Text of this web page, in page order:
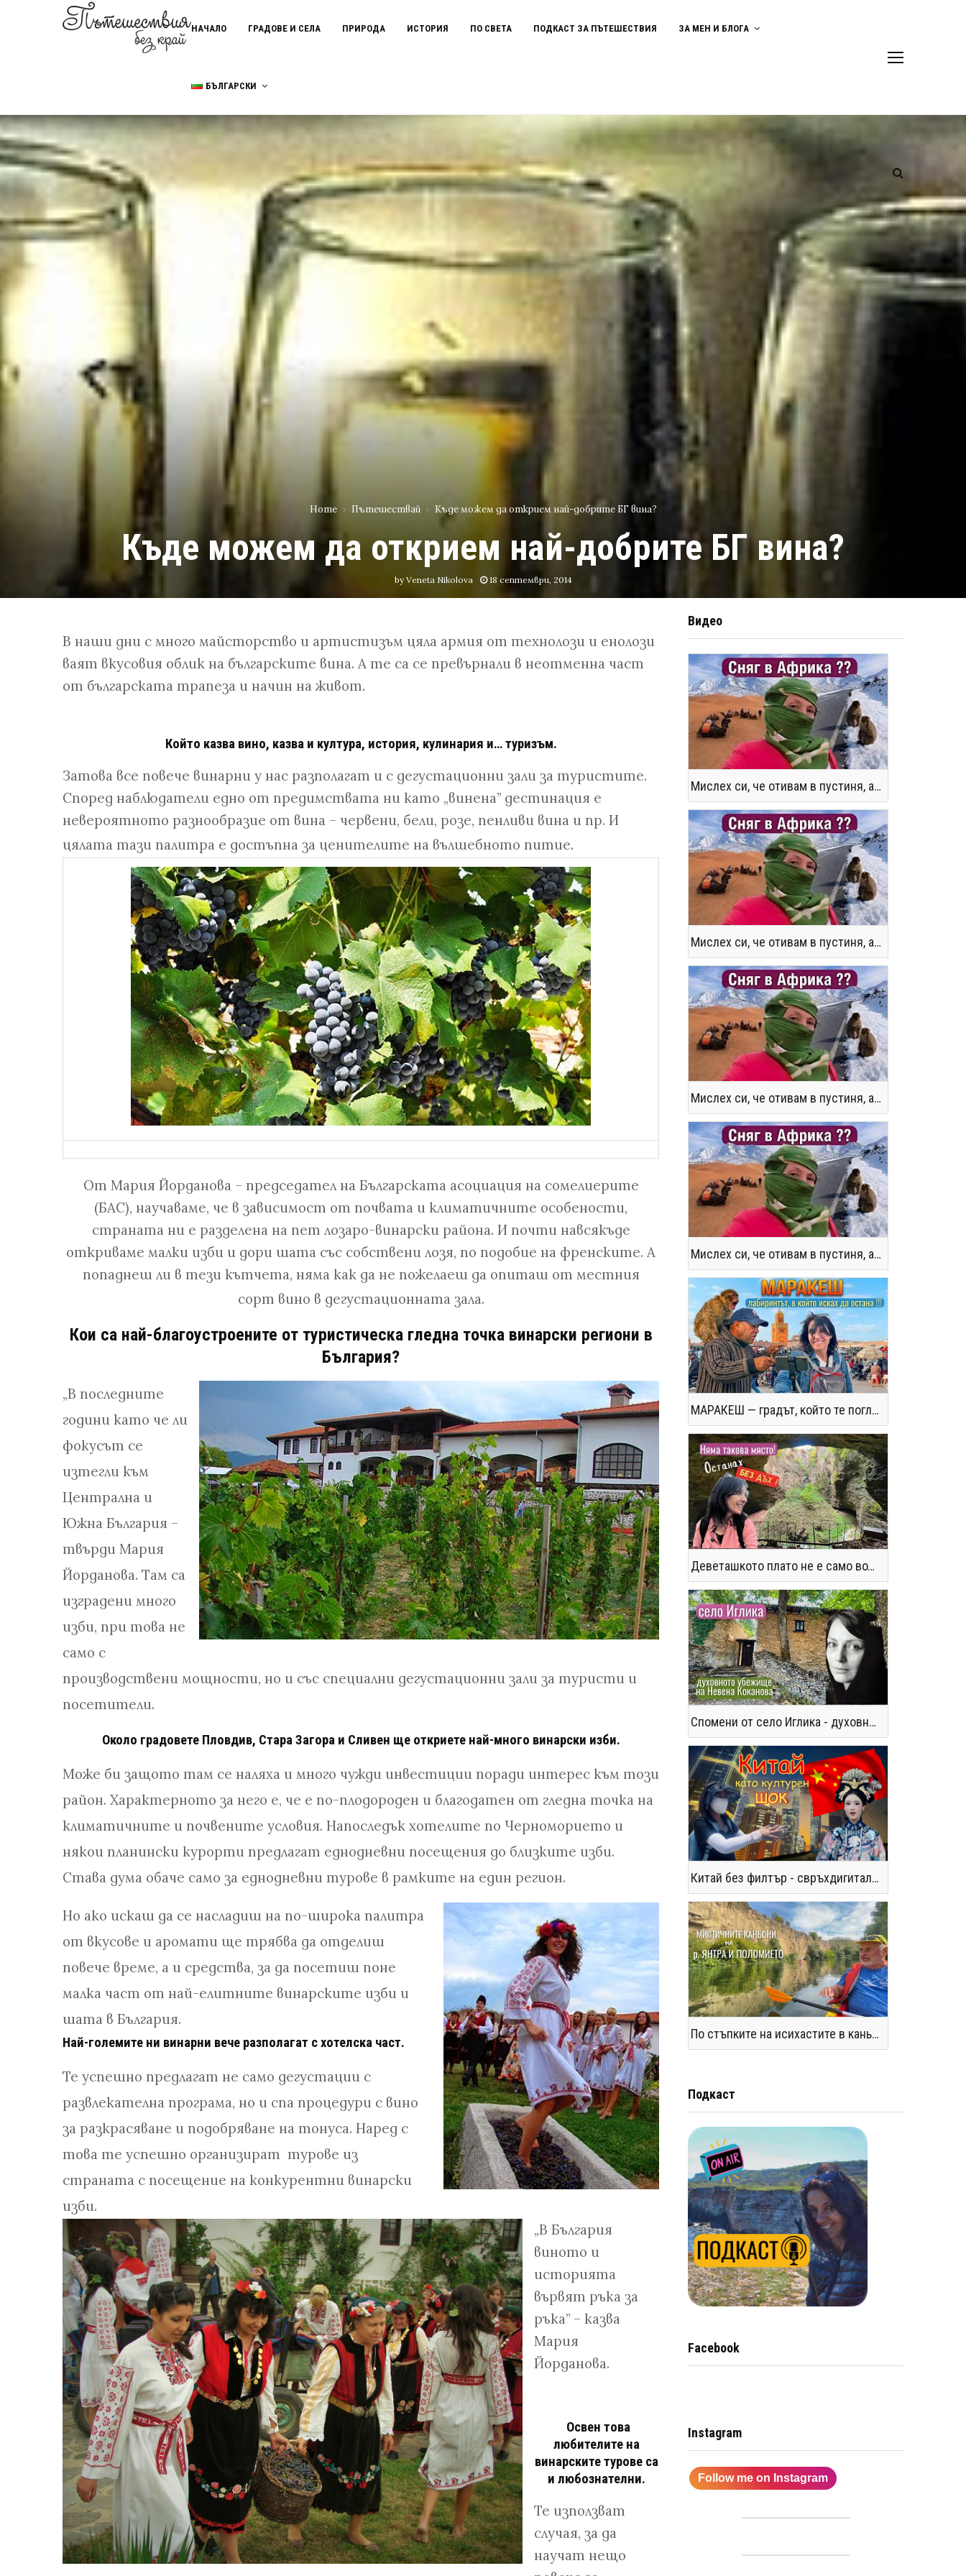
НАЧАЛО ГРАДОВЕ И СЕЛА ПРИРОДА ИСТОРИЯ ПО СВЕТА ПОДКАСТ ЗА ПЪТЕШЕСТВИЯ ЗА МЕН И БЛОГА
БЪЛГАРСКИ
Home Пътешествай Къде можем да открием най-добрите БГ вина?
Къде можем да открием най-добрите БГ вина?
byVeneta Nikolova 18 септември, 2014
В наши дни с много майсторство и артистизъм цяла армия от технолози и енолози
ваят вкусовия облик на българските вина. А те са се превърнали в неотменна част
от българската трапеза и начин на живот.
Който казва вино, казва и култура, история, кулинария и… туризъм.
Затова все повече винарни у нас разполагат и с дегустационни зали за туристите.
Според наблюдатели едно от предимствата ни като „винена” дестинация е
невероятното разнообразие от вина – червени, бели, розе, пенливи вина и пр. И
цялата тази палитра е достъпна за ценителите на вълшебното питие.
От Мария Йорданова – председател на Българската асоциация на сомелиерите
(БАС), научаваме, че в зависимост от почвата и климатичните особености,
страната ни е разделена на пет лозаро-винарски района. И почти навсякъде
откриваме малки изби и дори шата със собствени лозя, по подобие на френските. А
попаднеш ли в тези кътчета, няма как да не пожелаеш да опиташ от местния
сорт вино в дегустационната зала.
Кои са най-благоустроените от туристическа гледна точка винарски региони в
България?
„В последните
години като че ли
фокусът се
изтегли към
Централна и
Южна България –
твърди Мария
Йорданова. Там са
изградени много
изби, при това не
само с
производствени мощности, но и със специални дегустационни зали за туристи и
посетители.
Около градовете Пловдив, Стара Загора и Сливен ще откриете най-много винарски изби.
Може би защото там се наляха и много чужди инвестиции поради интерес към този
район. Характерното за него е, че е по-плодороден и благодатен от гледна точка на
климатичните и почвените условия. Напоследък хотелите по Черноморието и
някои планински курорти предлагат еднодневни посещения до близките изби.
Става дума обаче само за еднодневни турове в рамките на един регион.
Но ако искаш да се насладиш на по-широка палитра
от вкусове и аромати ще трябва да отделиш
повече време, а и средства, за да посетиш поне
малка част от най-елитните винарските изби и
шата в България.
Най-големите ни винарни вече разполагат с хотелска част.
Те успешно предлагат не само дегустации с
развлекателна програма, но и спа процедури с вино
за разкрасяване и подобряване на тонуса. Наред с
това те успешно организират турове из
страната с посещение на конкурентни винарски
изби.
„В България
виното и
историята
вървят ръка за
ръка” – казва
Мария
Йорданова.
Освен това
любителите на
винарските турове са
и любознателни.
Те използват
случая, за да
научат нещо
Видео
Мислех си, че отивам в пустиня, а се озовах в снега !! / Not the Morocco You Know
Мислех си, че отивам в пустиня, а се озовах в снега !! / Not the Morocco You Know
Мислех си, че отивам в пустиня, а се озовах в снега !! / Not the Morocco You Know
Мислех си, че отивам в пустиня, а се озовах в снега !! / Not the Morocco You Know
МАРАКЕШ — градът, който те поглъща без предупреждение
Деветашкото плато не е само водопади и пещери - последвайте ме!
Спомени от село Иглика - духовното убежище на Невена Коканова
Китай без филтър - свръхдигитален, магнетичен, парадоксален
По стъпките на исихастите в каньоните на р. Янтра и Поломието
Подкаст
Facebook
Instagram
Follow me on Instagram